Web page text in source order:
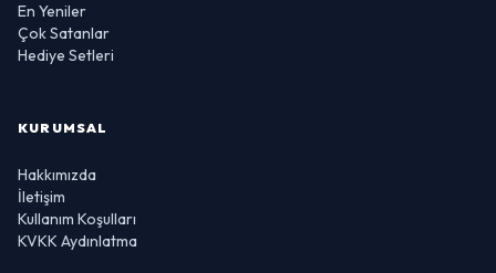
En Yeniler
Çok Satanlar
Hediye Setleri
KURUMSAL
Hakkımızda
İletişim
Kullanım Koşulları
KVKK Aydınlatma